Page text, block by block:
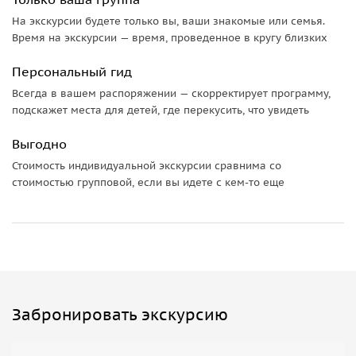
Традиции и обычаи современного Египта
жизнь в египетском обществе. Мы расскажем о традициях,
связанных с женитьбой, разводом, рождением детей, об
официальных и религиозных праздниках — священном
Иисуса Христа. Кроме того, вы разберетесь в древней и
нынешней календарной системе и получите общее
представление об экономике, доходах, образовании,
Александрии занимает 2–3 часа, предусмотрена одна
На экскурсии будете только вы, ваши знакомые или семья.
Время на экскурсии — время, проведенное в кругу близких
Персональный гид
Всегда в вашем распоряжении — скорректирует программу,
подскажет места для детей, где перекусить, что увидеть
Выгодно
Стоимость индивидуальной экскурсии сравнима со
стоимостью групповой, если вы идете с кем-то еще
Забронировать экскурсию